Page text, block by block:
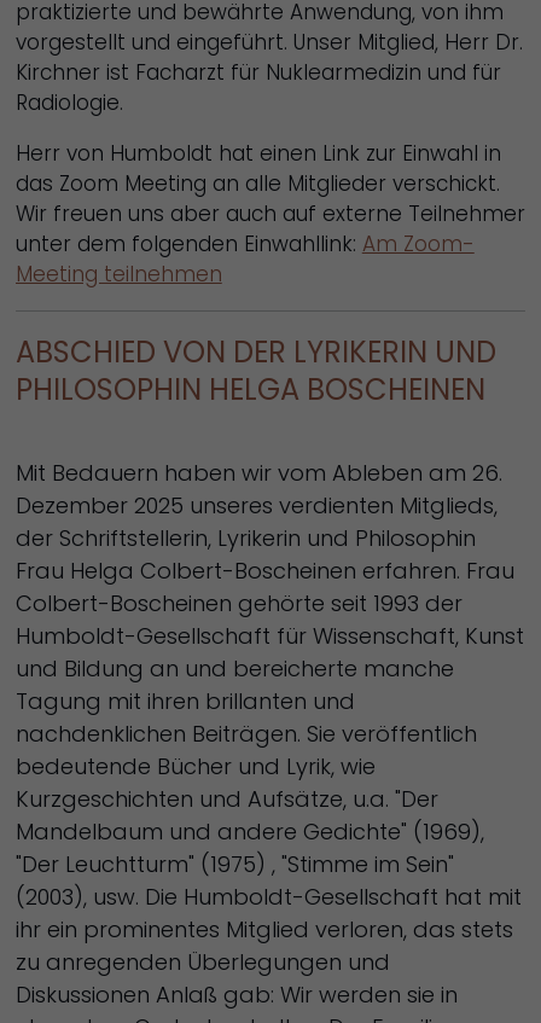
praktizierte und bewährte Anwendung, von ihm
vorgestellt und eingeführt. Unser Mitglied, Herr Dr.
Kirchner ist Facharzt für Nuklearmedizin und für
Radiologie.
Herr von Humboldt hat einen Link zur Einwahl in
das Zoom Meeting an alle Mitglieder verschickt.
Wir freuen uns aber auch auf externe Teilnehmer
unter dem folgenden Einwahllink: Am Zoom-
Meeting teilnehmen
ABSCHIED VON DER LYRIKERIN UND
PHILOSOPHIN HELGA BOSCHEINEN
Mit Bedauern haben wir vom Ableben am 26.
Dezember 2025 unseres verdienten Mitglieds,
der Schriftstellerin, Lyrikerin und Philosophin
Frau Helga Colbert-Boscheinen erfahren. Frau
Colbert-Boscheinen gehörte seit 1993 der
Humboldt-Gesellschaft für Wissenschaft, Kunst
und Bildung an und bereicherte manche
Tagung mit ihren brillanten und
nachdenklichen Beiträgen. Sie veröffentlich
bedeutende Bücher und Lyrik, wie
Kurzgeschichten und Aufsätze, u.a. "Der
Mandelbaum und andere Gedichte" (1969),
"Der Leuchtturm" (1975) , "Stimme im Sein"
(2003), usw. Die Humboldt-Gesellschaft hat mit
ihr ein prominentes Mitglied verloren, das stets
zu anregenden Überlegungen und
Diskussionen Anlaß gab: Wir werden sie in